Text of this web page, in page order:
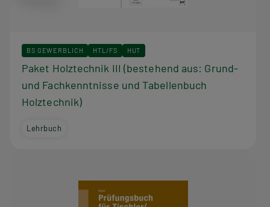
BS GEWERBLICH HTL/FS HUT
Paket Holztechnik III (bestehend aus: Grund-
und Fachkenntnisse und Tabellenbuch
Holztechnik)
Lehrbuch